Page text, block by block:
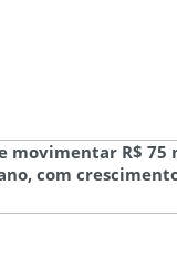
movimentar R$ 75
com